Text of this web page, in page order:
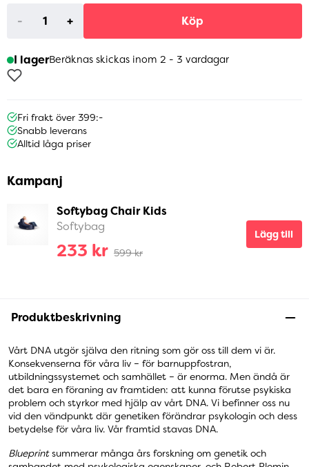
- + Köp
I lagerBeräknas skickas inom 2 - 3 vardagar
Fri frakt över 399:-
Snabb leverans
Alltid låga priser
Kampanj
Softybag Chair Kids
Softybag
233 kr 599 kr
Lägg till
Produktbeskrivning
Vårt DNA utgör själva den ritning som gör oss till dem vi är.
Konsekvenserna för våra liv – för barnuppfostran,
utbildningssystemet och samhället – är enorma. Men ändå är
det bara en föraning av framtiden: att kunna förutse psykiska
problem och styrkor med hjälp av vårt DNA. Vi befinner oss nu
vid den vändpunkt där genetiken förändrar psykologin och dess
betydelse för våra liv. Vår framtid stavas DNA.
Blueprintsummerar många års forskning om genetik och